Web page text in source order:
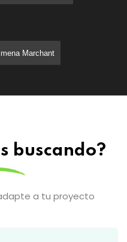
Marchant
buscando?
a tu proyecto